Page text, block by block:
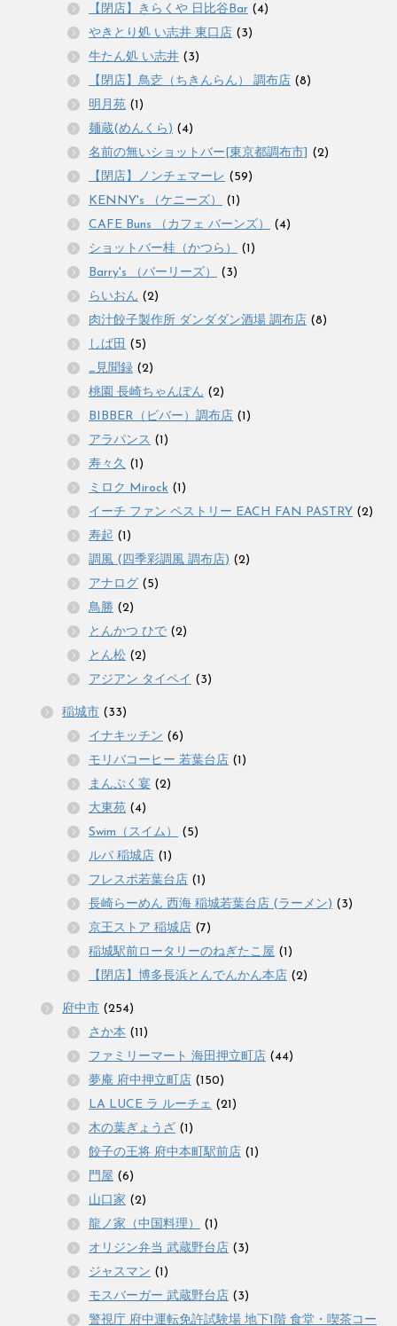
【閉店】きらくや 日比谷Bar (4)
やきとり処 い志井 東口店 (3)
牛たん処 い志井 (3)
【閉店】鳥赱（ちきんらん） 調布店 (8)
明月苑 (1)
麺蔵(めんくら) (4)
名前の無いショットバー[東京都調布市]
(2)
【閉店】ノンチェマーレ (59)
KENNY's （ケニーズ）
(1)
CAFE Buns （カフェ バーンズ）
(4)
ショットバー桂（かつら）
(1)
Barry's （バーリーズ）
(3)
らいおん (2)
肉汁餃子製作所 ダンダダン酒場 調布店 (8)
しば田 (5)
_見聞録 (2)
桃園 長崎ちゃんぽん (2)
BIBBER（ビバー）調布店 (1)
アラパンス (1)
寿々久 (1)
ミロク Mirock (1)
イーチ ファン ペストリー EACH FAN PASTRY (2)
寿起 (1)
調風 (四季彩調風 調布店) (2)
アナログ (5)
鳥勝 (2)
とんかつ ひで (2)
とん松 (2)
アジアン タイペイ (3)
稲城市 (33)
イナキッチン (6)
モリバコーヒー 若葉台店 (1)
まんぷく宴 (2)
大東苑 (4)
Swim（スイム）
(5)
ルパ 稲城店 (1)
フレスポ若葉台店 (1)
長崎らーめん 西海 稲城若葉台店 (ラーメン) (3)
京王ストア 稲城店 (7)
稲城駅前ロータリーのねぎたこ屋 (1)
【閉店】博多長浜とんでんかん本店 (2)
府中市 (254)
さか本 (11)
ファミリーマート 海田押立町店 (44)
夢庵 府中押立町店 (150)
LA LUCE ラ ルーチェ (21)
木の葉ぎょうざ (1)
餃子の王将 府中本町駅前店 (1)
門屋 (6)
山口家 (2)
龍ノ家（中国料理）
(1)
オリジン弁当 武蔵野台店 (3)
ジャスマン (1)
モスバーガー 武蔵野台店 (3)
警視庁 府中運転免許試験場 地下1階 食堂・喫茶コー